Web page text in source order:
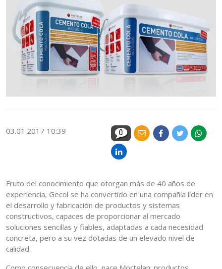
03.01.2017 10:39 0
Fruto del conocimiento que otorgan más de 40 años de
experiencia, Gecol se ha convertido en una compañía líder en
el desarrollo y fabricación de productos y sistemas
constructivos, capaces de proporcionar al mercado
soluciones sencillas y fiables, adaptadas a cada necesidad
concreta, pero a su vez dotadas de un elevado nivel de
calidad.